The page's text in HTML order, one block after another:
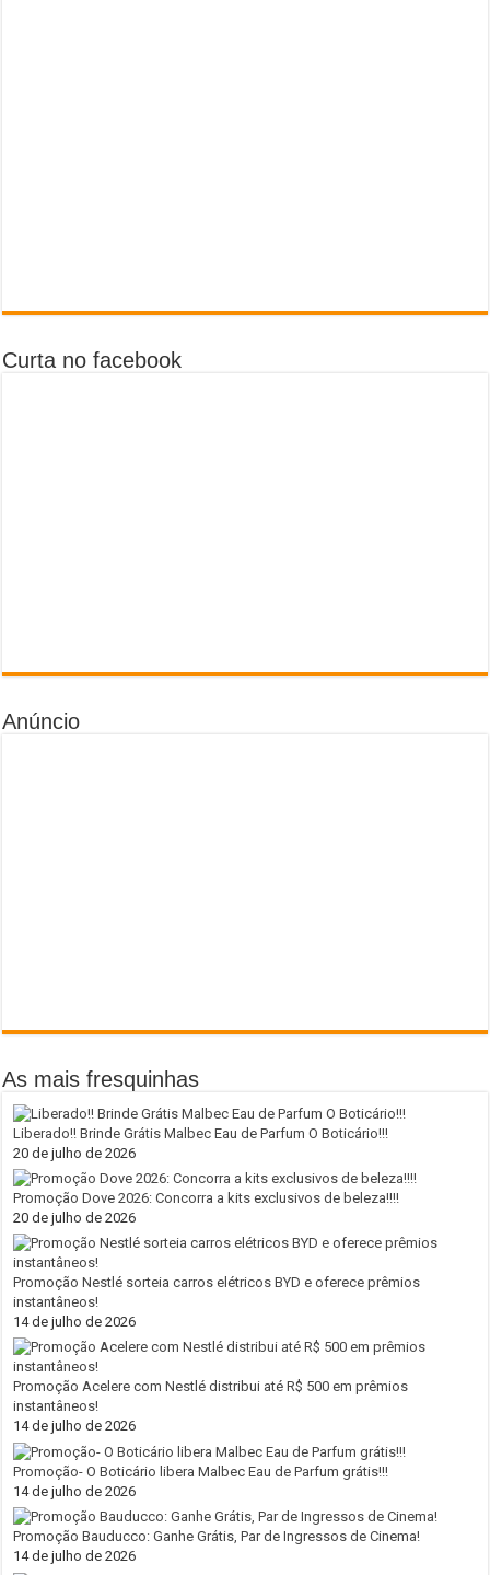
Curta no facebook
Anúncio
As mais fresquinhas
Liberado!! Brinde Grátis Malbec Eau de Parfum O Boticário!!!
20 de julho de 2026
Promoção Dove 2026: Concorra a kits exclusivos de beleza!!!!
20 de julho de 2026
Promoção Nestlé sorteia carros elétricos BYD e oferece prêmios
instantâneos!
14 de julho de 2026
Promoção Acelere com Nestlé distribui até R$ 500 em prêmios
instantâneos!
14 de julho de 2026
Promoção- O Boticário libera Malbec Eau de Parfum grátis!!!
14 de julho de 2026
Promoção Bauducco: Ganhe Grátis, Par de Ingressos de Cinema!
14 de julho de 2026